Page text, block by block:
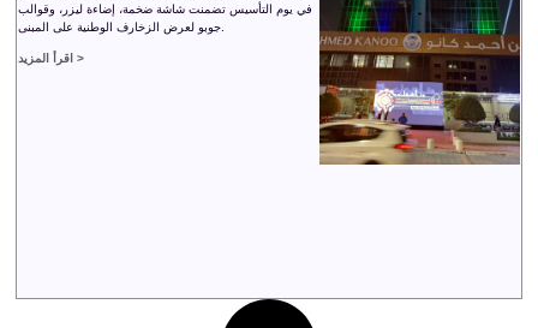
في يوم التأسيس تضمنت شاشة ضخمة، إضاءة ليزر، وقوالب
اقرأ المزيد >